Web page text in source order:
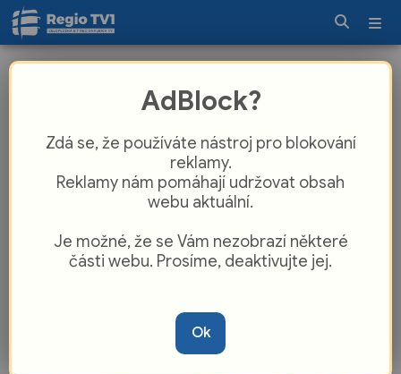
otočila nemožné a slaví mistrovský
AdBlock?
Zdá se, že používáte nástroj pro blokování
reklamy.
Reklamy nám pomáhají udržovat obsah
webu aktuální.
Je možné, že se Vám nezobrazí některé
části webu. Prosíme, deaktivujte jej.
Ok